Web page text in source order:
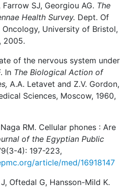
Farrow SJ, Georgiou AG. The
Health Survey. Dept. Of
Oncology, University of Bristol,
2005.
of the nervous system under
In The Biological Action of
A.A. Letavet and Z.V. Gordon,
Sciences, Moscow, 1960,
RM. Cellular phones : Are
of the Egyptian Public
4): 197-223,
article/med/16918147
Oftedal G, Hansson-Mild K.